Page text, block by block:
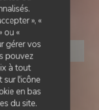
», «
ou «
gérer vos
pouvez
à tout
sur l'icône
en bas
du site.
Bel'air